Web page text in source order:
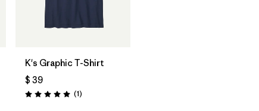
K's Graphic T-Shirt
$ 39
Valoración: 5.0 / 5
(1Comentarios
)